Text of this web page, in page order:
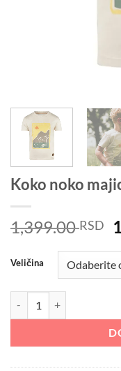
Koko noko
1,399.00RSD
Veličina